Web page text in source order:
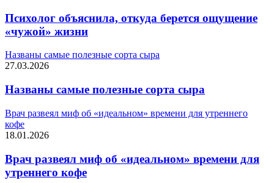
Психолог объяснила, откуда берется ощущение
«чужой» жизни
Названы самые полезные сорта сыра
27.03.2026
Названы самые полезные сорта сыра
Врач развеял миф об «идеальном» времени для утреннего
кофе
18.01.2026
Врач развеял миф об «идеальном» времени для
утреннего кофе